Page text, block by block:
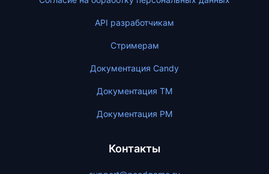
API разработчикам
Стримерам
Документация Candy
Документация ТМ
Документация PM
Контакты